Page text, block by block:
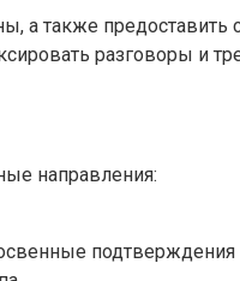
а также предоставить
разговоры и
направления:
подтверждения